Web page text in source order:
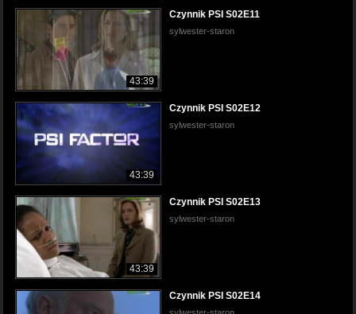
43:39
Czynnik PSI S02E11
sylwester-staron
43:39
Czynnik PSI S02E12
sylwester-staron
43:39
Czynnik PSI S02E13
sylwester-staron
Czynnik PSI S02E14